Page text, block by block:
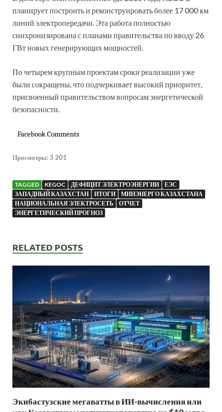
планирует построить и реконструировать более 17 000 км
линий электропередачи. Эта работа полностью
синхронизирована с планами правительства по вводу 26
ГВт новых генерирующих мощностей.
По четырем крупным проектам сроки реализации уже
были сокращены, что подчеркивает высокий приоритет,
присвоенный правительством вопросам энергетической
безопасности.
Facebook Comments
Просмотры:3 201
TAGGED KEGOC ДЕФИЦИТ ЭЛЕКТРОЭНЕРГИИ
ЕЭС
ЗАПАДНЫЙ КАЗАХСТАН
ИТОГИ
МИНЭНЕРГО КАЗАХСТАНА
НАЦИОНАЛЬНАЯ ЭЛЕКТРОСЕТЬ
ОТЧЕТ
ЭНЕРГЕТИЧЕСКИЙ ПРОГНОЗ
RELATED POSTS
Экибастузские мегаватты в ИИ-вычисления или